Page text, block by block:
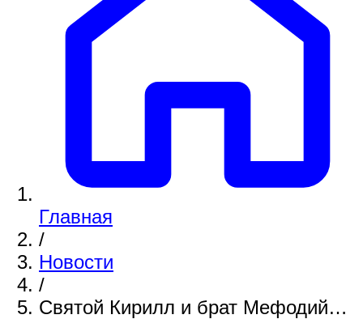
Главная
/
Новости
/
Святой Кирилл и брат Мефодий…